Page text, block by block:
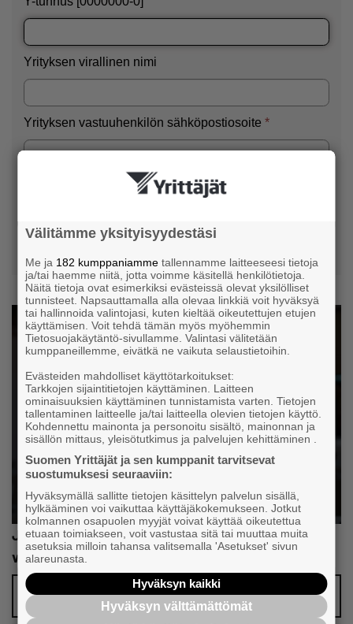
Jäikö jokin vielä mietityttämään? Katso tästä
vastaukset usein kysyttyihin kysymyksiin:
Paljonko jäsenyys maksaa?
Välitämme yksityisyydestäsi
Me ja 182 kumppaniamme tallennamme laitteeseesi tietoja
ja/tai haemme niitä, jotta voimme käsitellä henkilötietoja.
Näitä tietoja ovat esimerkiksi evästeissä olevat yksilölliset
tunnisteet. Napsauttamalla alla olevaa linkkiä voit hyväksyä
tai hallinnoida valintojasi, kuten kieltää oikeutettujen etujen
käyttämisen. Voit tehdä tämän myös myöhemmin
Tietosuojakäytäntö-sivullamme. Valintasi välitetään
kumppaneillemme, eivätkä ne vaikuta selaustietoihin.
Evästeiden mahdolliset käyttötarkoitukset:
Tarkkojen sijaintitietojen käyttäminen. Laitteen
ominaisuuksien käyttäminen tunnistamista varten. Tietojen
tallentaminen laitteelle ja/tai laitteella olevien tietojen käyttö.
Kohdennettu mainonta ja personoitu sisältö, mainonnan ja
sisällön mittaus, yleisötutkimus ja palvelujen kehittäminen .
Suomen Yrittäjät ja sen kumppanit tarvitsevat
suostumuksesi seuraaviin:
Hyväksymällä sallitte tietojen käsittelyn palvelun sisällä,
hylkääminen voi vaikuttaa käyttäjäkokemukseen. Jotkut
kolmannen osapuolen myyjät voivat käyttää oikeutettua
etuaan toimiakseen, voit vastustaa sitä tai muuttaa muita
asetuksia milloin tahansa valitsemalla 'Asetukset' sivun
alareunasta.
Hyväksyn kaikki
Hyväksyn välttämättömät